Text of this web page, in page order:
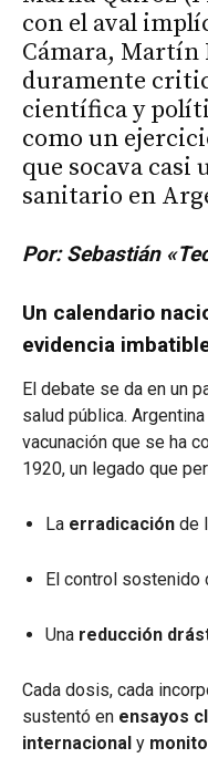
con el aval
Cámara, Martín
duramente
científica y
como un
que socava casi
sanitario en
Por: Sebastián
Un calendario
evidencia
El debate se da en un
salud pública.
vacunación que se ha
1920, un legado que
La erradicación de
El control sostenido
Una reducción
Cada dosis, cada
sustentó en ensayos
internacional y